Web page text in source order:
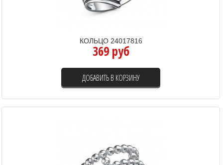
КОЛЬЦО 24017816
369 руб
ДОБАВИТЬ В КОРЗИНУ